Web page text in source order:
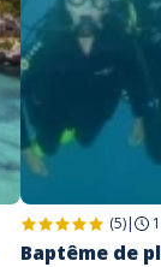
(5)|
Baptême de